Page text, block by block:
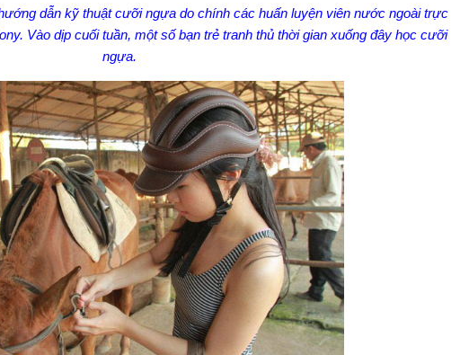
dẫn kỹ thuật cưỡi ngựa do chính các huấn luyện viên nước ngoài trực
Vào dịp cuối tuần, một số bạn trẻ tranh thủ thời gian xuống đây học cưỡi
ngựa.